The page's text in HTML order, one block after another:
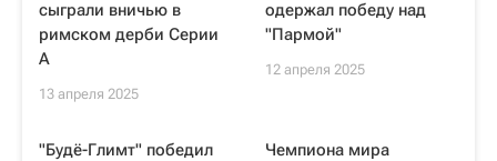
сыграли вничью в
римском дерби Серии
А
13 апреля 2025
одержал победу над
"Пармой"
12 апреля 2025
"Будё-Глимт" победил
Чемпиона мира